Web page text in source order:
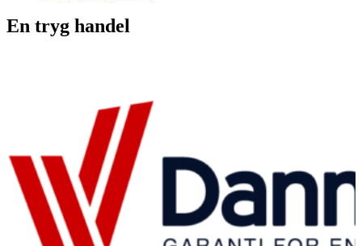
En tryg handel